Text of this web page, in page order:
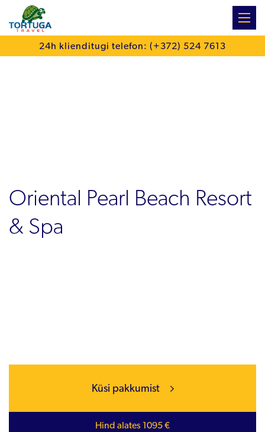
24h klienditugi telefon: (+372) 524 7613
Oriental Pearl Beach Resort
& Spa
Küsi pakkumist
Hind alates 1095 €